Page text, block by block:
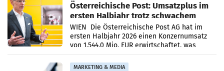
Österreichische Post: Umsatzplus im
ersten Halbjahr trotz schwachem
Briefgeschäft
WIEN Die Österreichische Post AG hat im
ersten Halbjahr 2026 einen Konzernumsatz
von 1.544,0 Mio. EUR erwirtschaftet, was
einem Plus von 3,8 Prozent gegenüber dem
Vergleichszeitraum
MARKETING & MEDIA